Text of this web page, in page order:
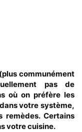
communément
pas de
où on préfère les
votre système,
remèdes. Certains
votre cuisine.